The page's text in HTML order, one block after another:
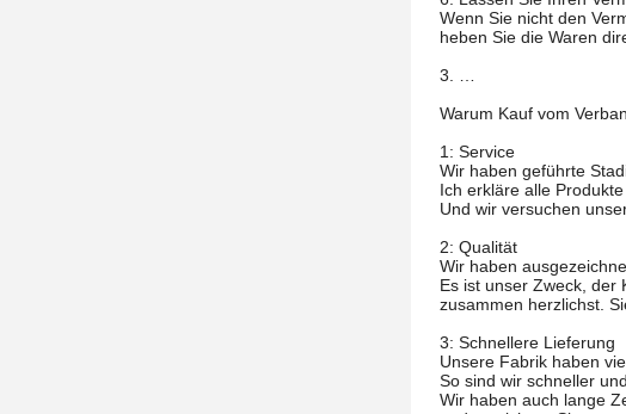
Wenn Sie nicht den
heben Sie die Waren
3. …
Warum Kauf vom
1: Service
Wir haben geführte
Ich erkläre alle
Und wir versuchen
2: Qualität
Wir haben
Es ist unser Zweck, der
zusammen herzlichst.
3: Schnellere Lieferung
Unsere Fabrik haben
So sind wir schneller
Wir haben auch lange